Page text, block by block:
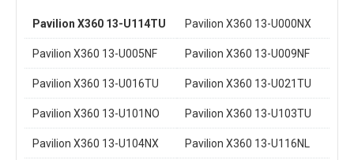
Pavilion X360 13-U114TU Pavilion X360 13-U000NX
Pavilion X360 13-U005NF Pavilion X360 13-U009NF
Pavilion X360 13-U016TU Pavilion X360 13-U021TU
Pavilion X360 13-U101NO Pavilion X360 13-U103TU
Pavilion X360 13-U104NX Pavilion X360 13-U116NL